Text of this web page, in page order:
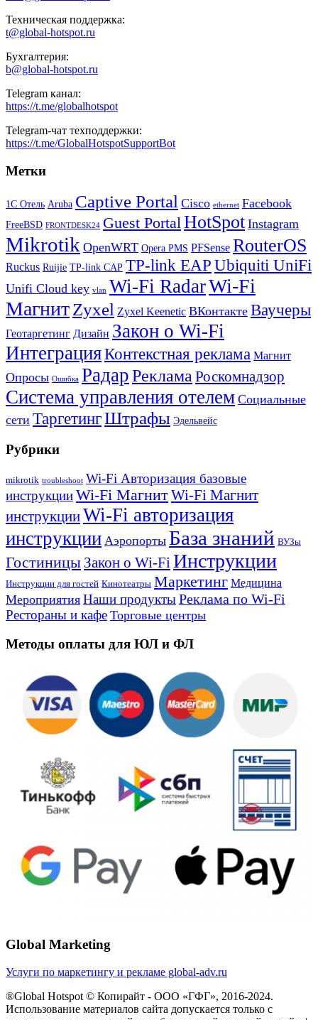
Техническая поддержка:
t@global-hotspot.ru
Бухгалтерия:
b@global-hotspot.ru
Telegram канал:
https://t.me/globalhotspot
Telegram-чат техподдержки:
https://t.me/GlobalHotspotSupportBot
Метки
1С Отель Aruba Captive Portal Cisco ethernet Facebook
FreeBSD FRONTDESK24 Guest PortalHotSpot Instagram
Mikrotik OpenWRT Opera PMS PFSense RouterOS
Ruckus Ruijie TP-link CAP TP-link EAP Ubiquiti UniFi
Unifi Cloud key vlan Wi-Fi RadarWi-Fi
МагнитZyxel Zyxel Keenetic ВКонтакте Ваучеры
Геотаргетинг Дизайн Закон о Wi-Fi
ИнтеграцияКонтекстная реклама Магнит
Опросы Ошибка РадарРеклама Роскомнадзор
Система управления отелем Социальные
сети ТаргетингШтрафы Эдельвейс
Рубрики
mikrotik troubleshoot Wi-Fi Авторизация базовые
инструкцииWi-Fi МагнитWi-Fi Магнит
инструкцииWi-Fi авторизация
инструкции Аэропорты База знаний ВУЗы
Гостиницы Закон о Wi-Fi Инструкции
Инструкции для гостей Кинотеатры Маркетинг Медицина
Мероприятия Наши продуктыРеклама по Wi-Fi
Рестораны и кафе Торговые центры
Методы оплаты для ЮЛ и ФЛ
Global Marketing
Услуги по маркетингу и рекламе global-adv.ru
®Global Hotspot © Копирайт - ООО «ГФГ», 2016-2024.
Использование материалов сайта допускается только с